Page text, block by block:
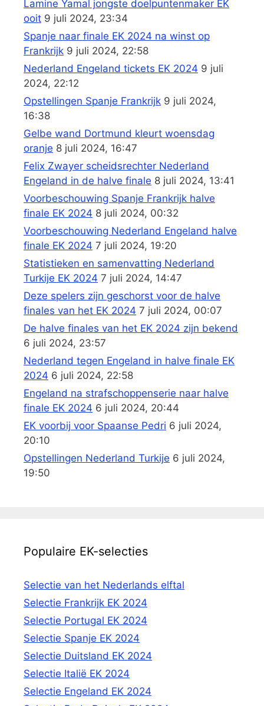
Lamine Yamal jongste doelpuntenmaker EK
ooit 9 juli 2024, 23:34
Spanje naar finale EK 2024 na winst op
Frankrijk 9 juli 2024, 22:58
Nederland Engeland tickets EK 2024 9 juli
2024, 22:12
Opstellingen Spanje Frankrijk 9 juli 2024,
16:38
Gelbe wand Dortmund kleurt woensdag
oranje 8 juli 2024, 16:47
Felix Zwayer scheidsrechter Nederland
Engeland in de halve finale 8 juli 2024, 13:41
Voorbeschouwing Spanje Frankrijk halve
finale EK 2024 8 juli 2024, 00:32
Voorbeschouwing Nederland Engeland halve
finale EK 2024 7 juli 2024, 19:20
Statistieken en samenvatting Nederland
Turkije EK 2024 7 juli 2024, 14:47
Deze spelers zijn geschorst voor de halve
finales van het EK 2024 7 juli 2024, 00:07
De halve finales van het EK 2024 zijn bekend
6 juli 2024, 23:57
Nederland tegen Engeland in halve finale EK
2024 6 juli 2024, 22:58
Engeland na strafschoppenserie naar halve
finale EK 2024 6 juli 2024, 20:44
EK voorbij voor Spaanse Pedri 6 juli 2024,
20:10
Opstellingen Nederland Turkije 6 juli 2024,
19:50
Populaire EK-selecties
Selectie van het Nederlands elftal
Selectie Frankrijk EK 2024
Selectie Portugal EK 2024
Selectie Spanje EK 2024
Selectie Duitsland EK 2024
Selectie Italië EK 2024
Selectie Engeland EK 2024